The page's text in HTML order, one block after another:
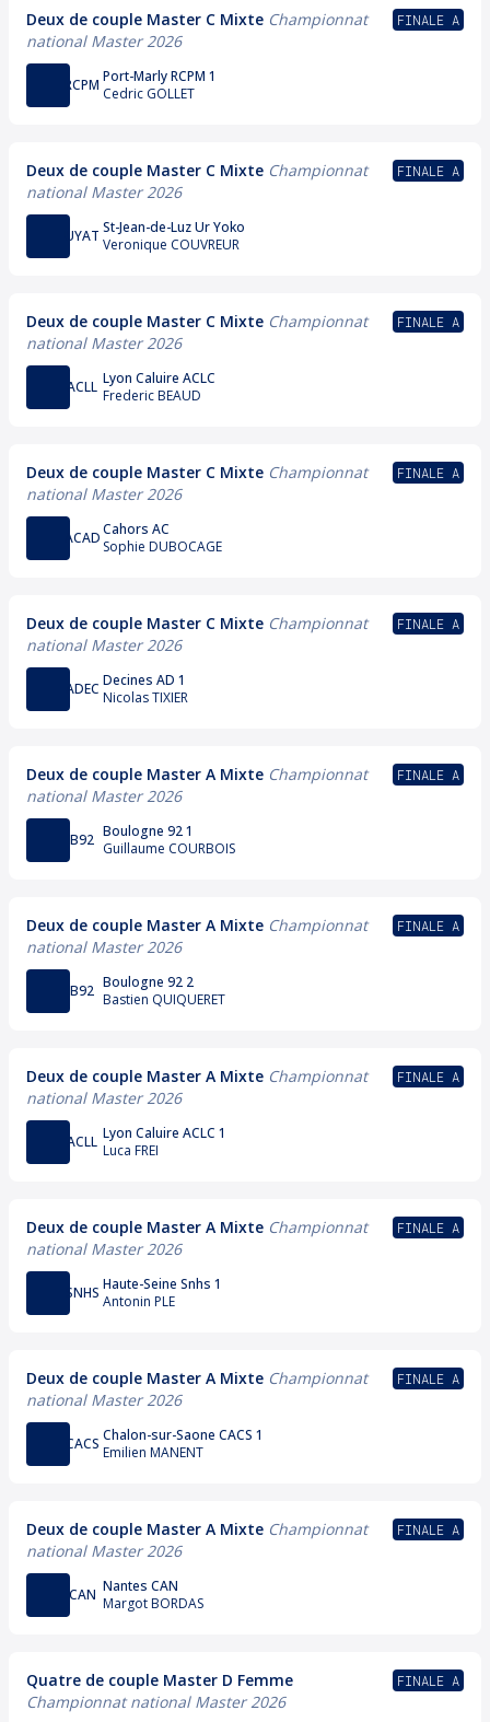
Deux de couple Master C Mixte Championnat
national Master 2026
FINALE A
RCPM Port-Marly RCPM 1
Cedric GOLLET
Deux de couple Master C Mixte Championnat
national Master 2026
FINALE A
UYAT St-Jean-de-Luz Ur Yoko
Veronique COUVREUR
Deux de couple Master C Mixte Championnat
national Master 2026
FINALE A
ACLL Lyon Caluire ACLC
Frederic BEAUD
Deux de couple Master C Mixte Championnat
national Master 2026
FINALE A
ACADCahors AC
Sophie DUBOCAGE
Deux de couple Master C Mixte Championnat
national Master 2026
FINALE A
ADEC Decines AD 1
Nicolas TIXIER
Deux de couple Master A Mixte Championnat
national Master 2026
FINALE A
B92 Boulogne 92 1
Guillaume COURBOIS
Deux de couple Master A Mixte Championnat
national Master 2026
FINALE A
B92 Boulogne 92 2
Bastien QUIQUERET
Deux de couple Master A Mixte Championnat
national Master 2026
FINALE A
ACLL Lyon Caluire ACLC 1
Luca FREI
Deux de couple Master A Mixte Championnat
national Master 2026
FINALE A
SNHS Haute-Seine Snhs 1
Antonin PLE
Deux de couple Master A Mixte Championnat
national Master 2026
FINALE A
CACS Chalon-sur-Saone CACS 1
Emilien MANENT
Deux de couple Master A Mixte Championnat
national Master 2026
FINALE A
CAN Nantes CAN
Margot BORDAS
Quatre de couple Master D Femme
Championnat national Master 2026
FINALE A